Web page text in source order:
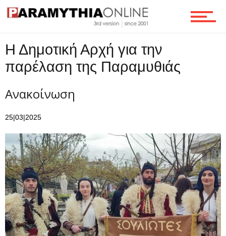
Η Δημοτική Αρχή για την
παρέλαση της Παραμυθιάς
Ανακοίνωση
25|03|2025